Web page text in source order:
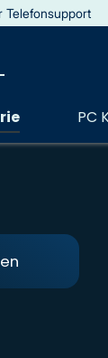
Telefonsupport
PC